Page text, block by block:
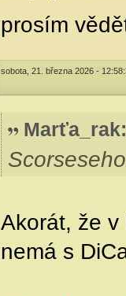
prosím
sobota, 21. března 2026 -
Marťa_rak:
Akorát, že v
nemá s